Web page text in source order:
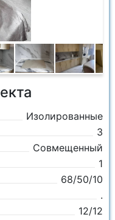
Изолированные
3
Совмещенный
1
68/50/10
.
12/12